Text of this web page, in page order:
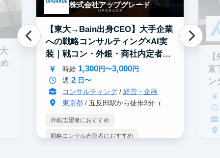
株式会社アップグレード
【東大→Bain出身CEO】大手企業
への戦略コンサルティング×AI実
装｜戦コン・外銀・商社内定者多
数
時給 1,300円〜3,000円
週 2日〜
コンサルティング/ 経営・企画
東京都/ 五反田駅から徒歩3分（大崎駅から徒歩8分）
外銀志望者におすすめ
戦略コンサル志望者におすすめ
直
ン